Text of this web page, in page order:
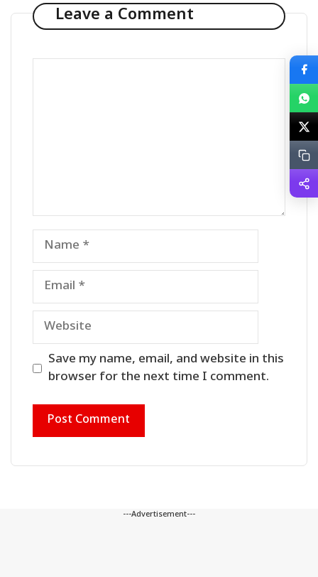
Leave a Comment
Name
Email
Website
Save my name, email, and website in this
browser for the next time I comment.
---Advertisement---